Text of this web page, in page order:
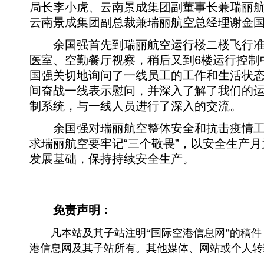
局长李小虎、云南景成集团副董事长兼瑞丽
云南景成集团副总裁兼瑞丽航空总经理谢金
余国强首先到瑞丽航空运行楼二楼飞行
医室、空勤餐厅视察，稍后又到6楼运行控
国强关切地询问了一线员工的工作和生活状
间奋战一线表示慰问，并深入了解了我们的
制系统，与一线人员进行了深入的交流。
余国强对瑞丽航空整体安全和抗击疫情
求瑞丽航空要牢记“三个敬畏”，以安全生产
发展基础，保持持续安全生产。
免责声明：
凡本站及其子站注明“国际空港信息网”的稿件
港信息网及其子站所有。其他媒体、网站或个人